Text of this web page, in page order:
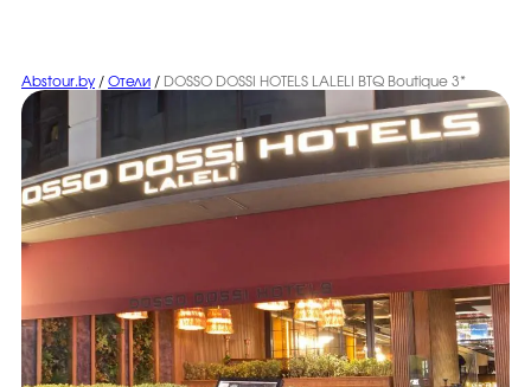
Abstour.by / Отели / DOSSO DOSSI HOTELS LALELI BTQ Boutique 3*